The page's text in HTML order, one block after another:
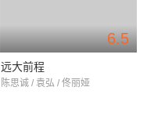
6.5
远大前程
陈思诚 / 袁弘 / 佟丽娅